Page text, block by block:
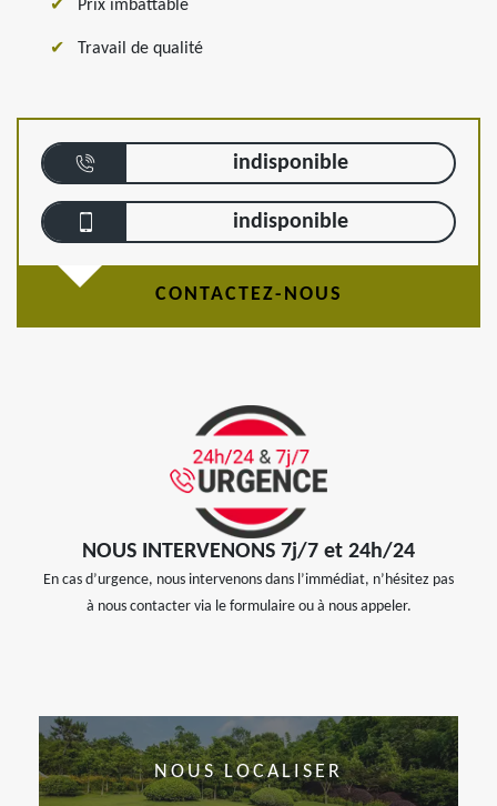
Prix imbattable
Travail de qualité
indisponible
indisponible
CONTACTEZ-NOUS
NOUS INTERVENONS 7j/7 et 24h/24
En cas d’urgence, nous intervenons dans l’immédiat, n’hésitez pas
à nous contacter via le formulaire ou à nous appeler.
NOUS LOCALISER